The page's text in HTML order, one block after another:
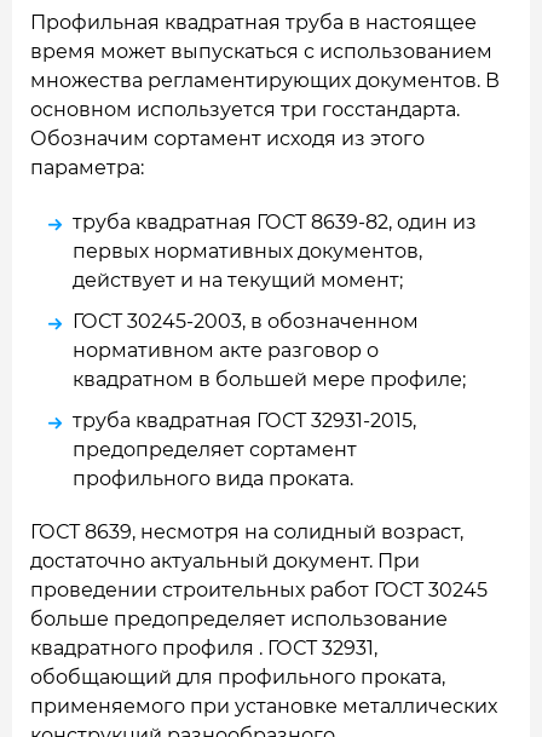
Профильная квадратная труба в настоящее
время может выпускаться с использованием
множества регламентирующих документов. В
основном используется три госстандарта.
Обозначим сортамент исходя из этого
параметра:
труба квадратная ГОСТ 8639-82, один из
первых нормативных документов,
действует и на текущий момент;
ГОСТ 30245-2003, в обозначенном
нормативном акте разговор о
квадратном в большей мере профиле;
труба квадратная ГОСТ 32931-2015,
предопределяет сортамент
профильного вида проката.
ГОСТ 8639, несмотря на солидный возраст,
достаточно актуальный документ. При
проведении строительных работ ГОСТ 30245
больше предопределяет использование
квадратного профиля . ГОСТ 32931,
обобщающий для профильного проката,
применяемого при установке металлических